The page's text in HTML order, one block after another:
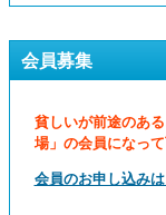
会員募集
貧しいが前途のあ
場」の会員になって
会員のお申し込み